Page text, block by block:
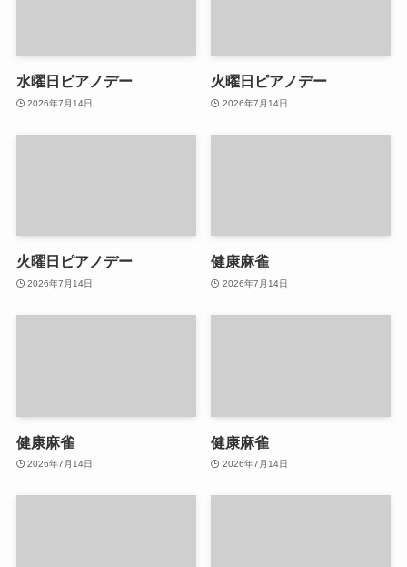
水曜日ピアノデー
2026年7月14日
火曜日ピアノデー
2026年7月14日
火曜日ピアノデー
2026年7月14日
健康麻雀
2026年7月14日
健康麻雀
2026年7月14日
健康麻雀
2026年7月14日